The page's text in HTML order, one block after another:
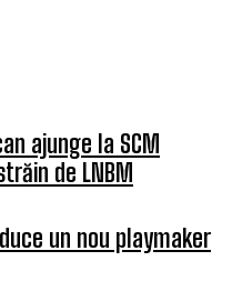
ajunge la SCM
de LNBM
un nou playmaker